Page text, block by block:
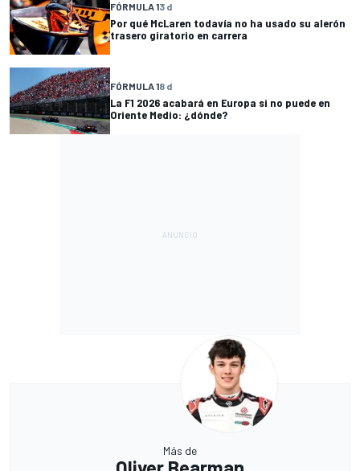
FÓRMULA 13 d
Por qué McLaren todavía no ha usado su alerón
trasero giratorio en carrera
FÓRMULA 18 d
La F1 2026 acabará en Europa si no puede en
Oriente Medio: ¿dónde?
Más de